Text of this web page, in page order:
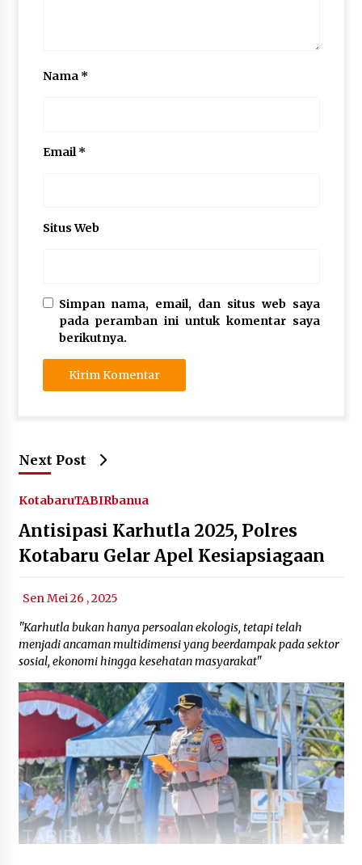
Nama *
Email*
Situs Web
Simpan nama, email, dan situs web saya
pada peramban ini untuk komentar saya
berikutnya.
Next Post
KotabaruTABIRbanua
Antisipasi Karhutla 2025, Polres
Kotabaru Gelar Apel Kesiapsiagaan
Sen Mei 26 , 2025
"Karhutla bukan hanya persoalan ekologis, tetapi telah
menjadi ancaman multidimensi yang beerdampak pada sektor
sosial, ekonomi hingga kesehatan masyarakat"